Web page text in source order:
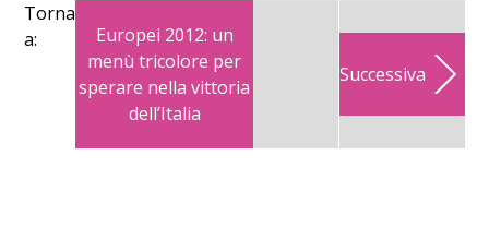
Torna
a:
Europei 2012: un
menù tricolore per
sperare nella vittoria
dell’Italia
Successiva